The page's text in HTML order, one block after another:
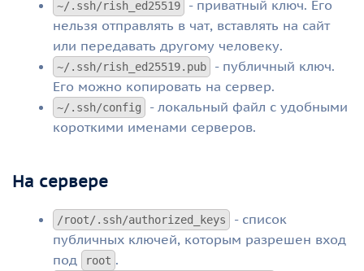
~/.ssh/rish_ed25519
- приватный ключ. Его
нельзя отправлять в чат, вставлять на сайт
или передавать другому человеку.
~/.ssh/rish_ed25519.pub
- публичный ключ.
Его можно копировать на сервер.
~/.ssh/config
- локальный файл с удобными
короткими именами серверов.
На сервере
/root/.ssh/authorized_keys
- список
публичных ключей, которым разрешен вход
под
root .